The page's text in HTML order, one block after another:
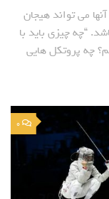
می تواند هیجان
“چه چیزی باید با
چه پروتکل هایی
0